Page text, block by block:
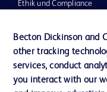
Ethik und Compliance
Neuigkeiten, Medien und
Support
Unser Unternehmen
Becton Dickinson and
other tracking
services, conduct
you interact with our